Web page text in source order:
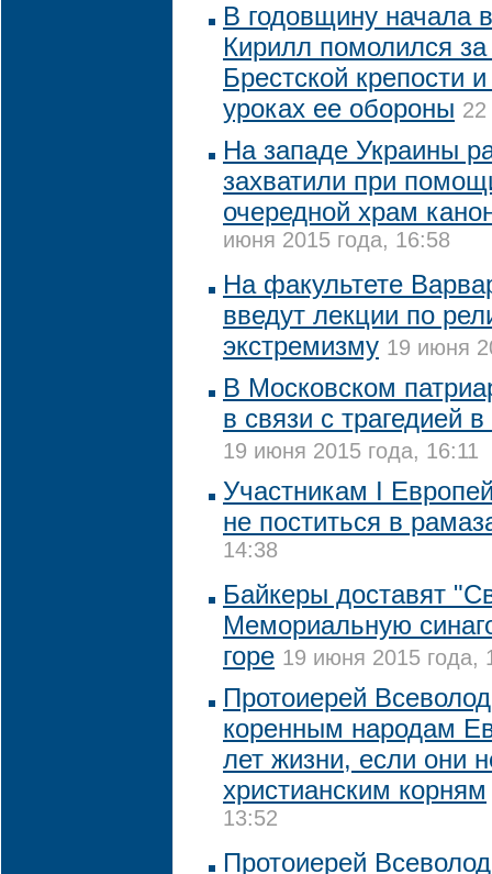
В годовщину начала
Кирилл помолился за
Брестской крепости
уроках ее обороны
На западе Украины
захватили при
очередной храм
июня 2015 года, 16:58
На факультете
введут лекции по
экстремизму 19 июня
В Московском
в связи с трагедией
19 июня 2015 года, 16:11
Участникам I
не поститься в
14:38
Байкеры доставят
Мемориальную
горе 19 июня 2015 года,
Протоиерей
коренным народам
лет жизни, если они
христианским корням
13:52
Протоиерей